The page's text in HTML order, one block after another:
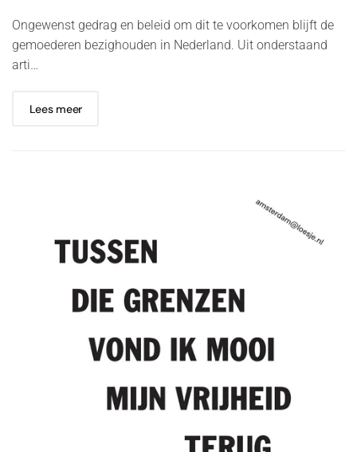
Ongewenst gedrag en beleid om dit te voorkomen blijft de
gemoederen bezighouden in Nederland. Uit onderstaand
arti…
Lees meer